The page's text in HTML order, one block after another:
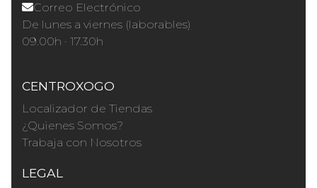
Correo Electrónico
De lunes a viernes (laborables)
09.00h · 17.30h
CENTROXOGO
Localizador de Tiendas
¿Quienes Somos?
Trabaja con Nosotros
LEGAL